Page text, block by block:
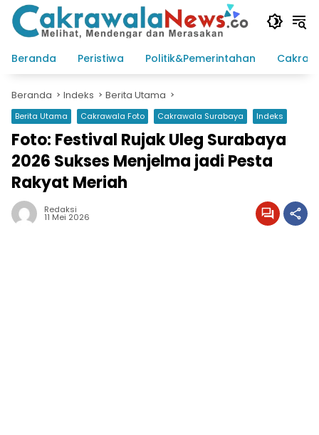
Langsung
konten
Beranda
Peristiwa Politik&Pemerintahan
Beranda Indeks Berita Utama
Berita Utama Cakrawala Foto Cakrawala Surabaya Indeks
Foto: Festival Rujak Uleg Surabaya
2026 Sukses Menjelma jadi Pesta
Rakyat Meriah
Redaksi
11 Mei 2026